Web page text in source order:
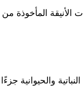
المأخوذة
والحيوانية